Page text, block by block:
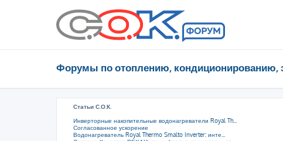
Форумы по отоплению, кондиционированию,
Статьи С.О.К.
Инверторные накопительные водонагреватели Royal Th...
Согласованное ускорение
Водонагреватель Royal Thermo Smalto Inverter: инте...